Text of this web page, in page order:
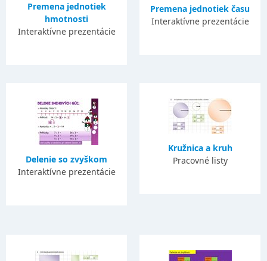
Premena jednotiek
hmotnosti
Interaktívne prezentácie
Premena jednotiek času
Interaktívne prezentácie
Delenie so zvyškom
Interaktívne prezentácie
Kružnica a kruh
Pracovné listy